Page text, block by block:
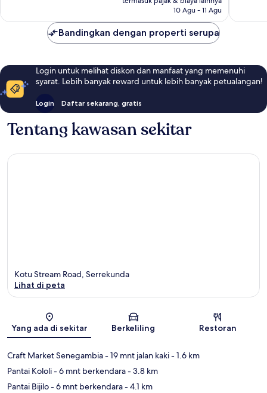
10 Agu - 11 Agu
Bandingkan dengan properti serupa
Login untuk melihat diskon dan manfaat yang memenuhi
syarat. Lebih banyak reward untuk lebih banyak petualangan!
Login Daftar sekarang, gratis
Tentang kawasan sekitar
Peta
Kotu Stream Road, Serrekunda
Lihat di peta
Yang ada di sekitar Berkeliling Restoran
Craft Market Senegambia- 19 mnt jalan kaki- 1.6 km
Pantai Kololi- 6 mnt berkendara- 3.8 km
Pantai Bijilo- 6 mnt berkendara- 4.1 km